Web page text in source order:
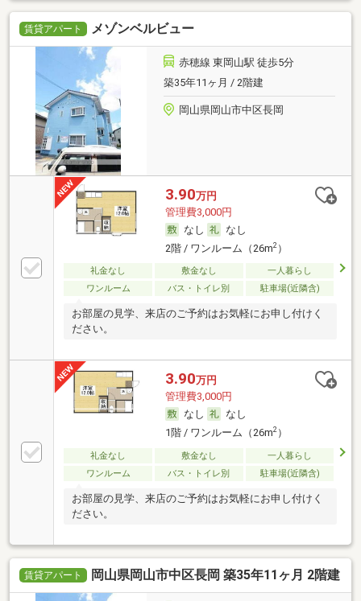
賃貸アパート メゾンベルビュー
赤穂線 東岡山駅 徒歩5分
築35年11ヶ月 / 2階建
岡山県岡山市中区長岡
3.90万円
管理費3,000円
なし
なし
2階 / ワンルーム（26m2）
礼金なし 敷金なし
一人暮らし
ワンルーム
バス・トイレ別 駐車場(近隣含)
お部屋の見学、来店のご予約はお気軽にお申し付けく
ださい。
3.90万円
管理費3,000円
なし
なし
1階 / ワンルーム（26m2）
礼金なし 敷金なし
一人暮らし
ワンルーム
バス・トイレ別 駐車場(近隣含)
お部屋の見学、来店のご予約はお気軽にお申し付けく
ださい。
賃貸アパート 岡山県岡山市中区長岡 築35年11ヶ月 2階建